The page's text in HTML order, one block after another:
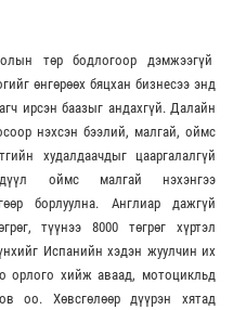
төр бодлогоор дэмжээгүй
өнгөрөөх бяцхан бизнесээ энд
ирсэн баазыг андахгүй. Далайн
нэхсэн бээлий, малгай, оймс
худалдаачдыг цааргалалгүй
оймс малгай нэхэнгээ
борлуулна. Англиар дажгүй
түүнээ 8000 төгрөг хүртэл
Испанийн хэдэн жуулчин их
орлого хийж аваад, мотоцикльд
оо. Хөвсгөлөөр дүүрэн хятад